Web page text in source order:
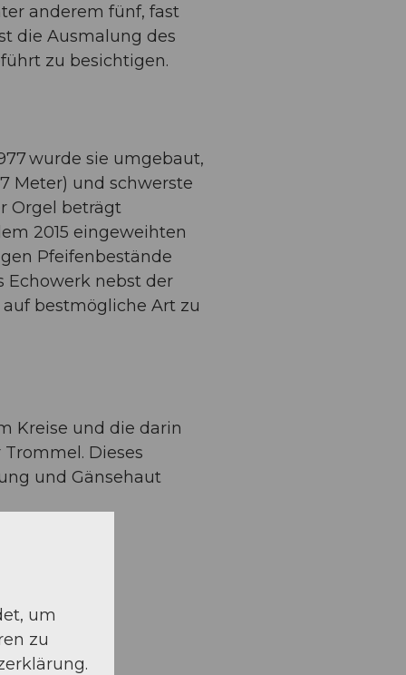
anderem fünf, fast
die Ausmalung des
zu besichtigen.
wurde sie umgebaut,
Meter) und schwerste
Orgel beträgt
2015 eingeweihten
Pfeifenbestände
Echowerk nebst der
bestmögliche Art zu
Kreise und die darin
Dieses
und Gänsehaut
um
zu